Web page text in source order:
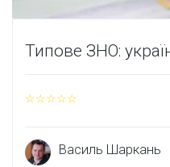
Типове ЗНО:
Василь Шаркань